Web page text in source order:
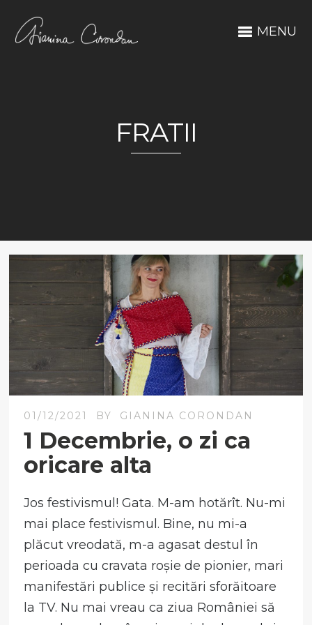
MENU
FRATII
01/12/2021 BY GIANINA CORONDAN
1 Decembrie, o zi ca
oricare alta
Jos festivismul! Gata. M-am hotărît. Nu-mi
mai place festivismul. Bine, nu mi-a
plăcut vreodată, m-a agasat destul în
perioada cu cravata roșie de pionier, mari
manifestări publice și recitări sforăitoare
la TV. Nu mai vreau ca ziua României să